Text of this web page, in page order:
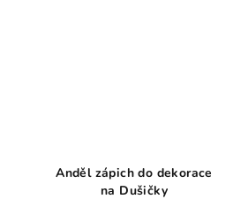
Anděl zápich do dekorace
na Dušičky